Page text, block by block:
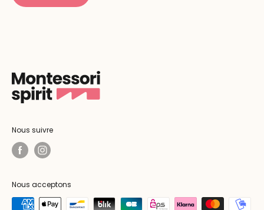
Nous suivre
Nous acceptons